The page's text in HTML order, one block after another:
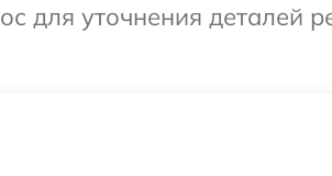
для уточнения деталей